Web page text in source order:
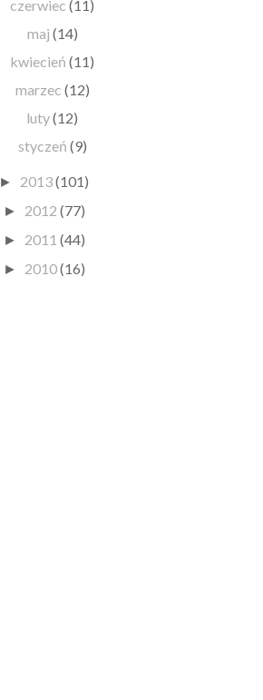
czerwiec(11)
maj (14)
kwiecień(11)
marzec (12)
luty(12)
styczeń (9)
► 2013(101)
► 2012 (77)
► 2011 (44)
► 2010(16)